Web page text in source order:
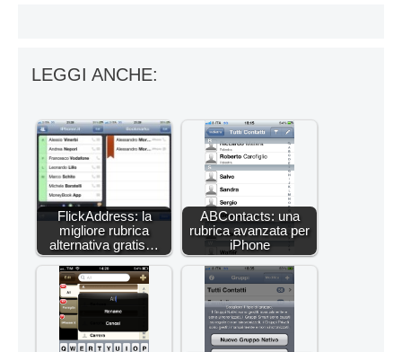
LEGGI ANCHE:
FlickAddress: la
migliore rubrica
alternativa gratis…
ABContacts: una
rubrica avanzata per
iPhone